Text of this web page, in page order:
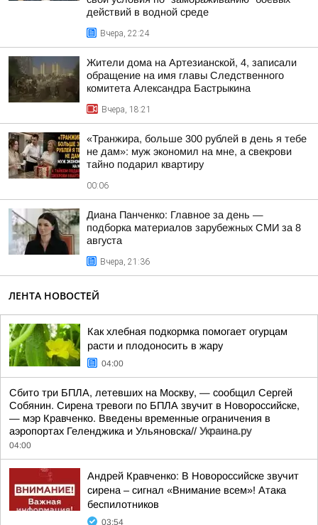
действий в водной среде
Вчера, 22:24
Жители дома на Артезианской, 4, записали
обращение на имя главы Следственного
комитета Александра Бастрыкина
Вчера, 18:21
«Транжира, больше 300 рублей в день я тебе
не дам»: муж экономил на мне, а свекрови
тайно подарил квартиру
00:06
Диана Панченко: Главное за день —
подборка материалов зарубежных СМИ за 8
августа
Вчера, 21:36
ЛЕНТА НОВОСТЕЙ
Как хлебная подкормка помогает огурцам
расти и плодоносить в жару
04:00
Сбито три БПЛА, летевших на Москву, — сообщил Сергей
Собянин. Сирена тревоги по БПЛА звучит в Новороссийске,
— мэр Кравченко. Введены временные ограничения в
аэропортах Геленджика и Ульяновска// Украина.ру
04:00
Андрей Кравченко: В Новороссийске звучит
сирена – сигнал «Внимание всем»! Атака
беспилотников
03:54